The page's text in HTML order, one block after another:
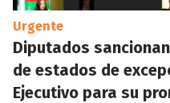
Urgente
Diputados
de estados de
Ejecutivo para su